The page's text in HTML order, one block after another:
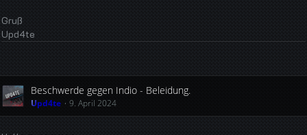
Gruß
Upd4te
Beschwerde gegen Indio - Beleidung.
Upd4te 9. April 2024